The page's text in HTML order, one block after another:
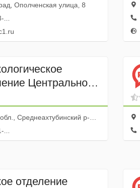
Ополченская улица, 8
Центральной
Больницы,
р-н, Средняя Ахтуба пгт, ул. Больничная, 2
отделение